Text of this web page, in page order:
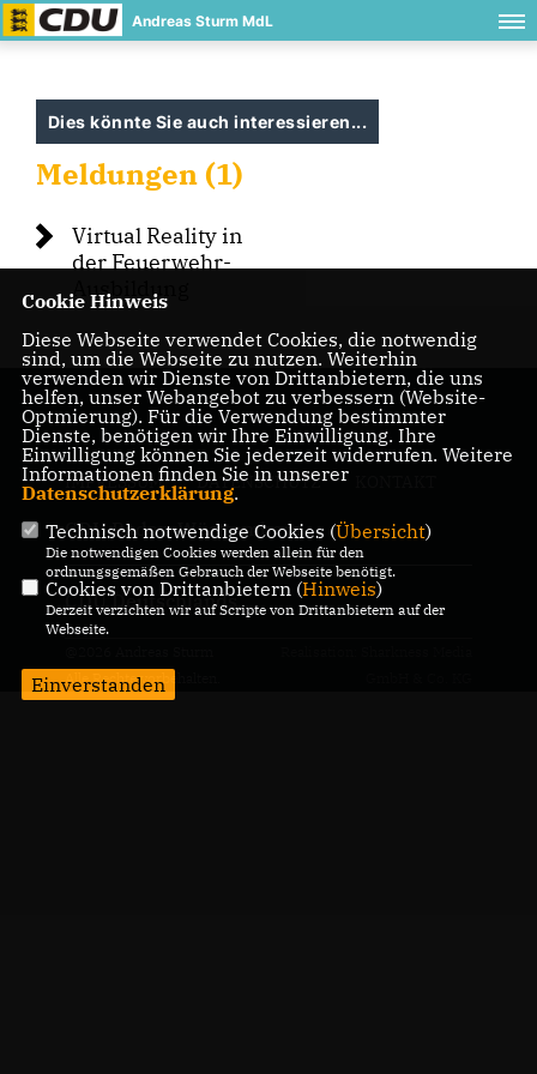
Andreas Sturm MdL
Dies könnte Sie auch interessieren...
Meldungen (1)
Virtual Reality in
der Feuerwehr-
Ausbildung
IMPRESSUM DATENSCHUTZ
CDU Baden-Württemberg
CDU Deutschlands
Alle Rechte vorbehalten.
Cookie Hinweis
Diese Webseite verwendet Cookies, die notwendig
sind, um die Webseite zu nutzen. Weiterhin
verwenden wir Dienste von Drittanbietern, die uns
helfen, unser Webangebot zu verbessern (Website-
Optmierung). Für die Verwendung bestimmter
Dienste, benötigen wir Ihre Einwilligung. Ihre
Einwilligung können Sie jederzeit widerrufen. Weitere
Informationen finden Sie in unserer
Datenschutzerklärung.
Technisch notwendige Cookies (Übersicht)
Die notwendigen Cookies werden allein für den
ordnungsgemäßen Gebrauch der Webseite benötigt.
Cookies von Drittanbietern (Hinweis)
Derzeit verzichten wir auf Scripte von Drittanbietern auf der
Webseite.
Einverstanden